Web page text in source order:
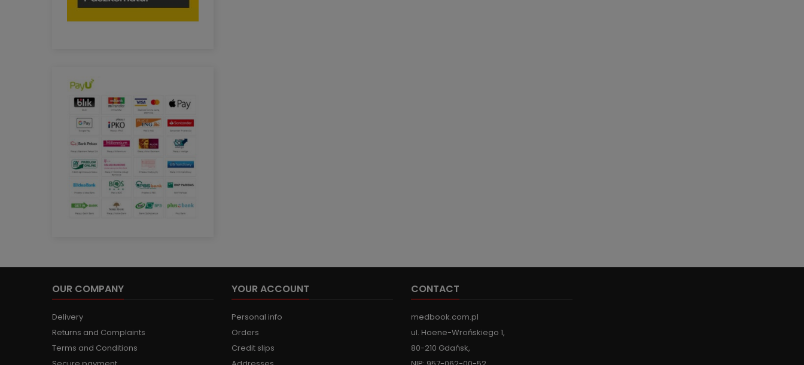
OUR COMPANY
Delivery
Returns and Complaints
Terms and Conditions
YOUR ACCOUNT
Personal info
Orders
Credit slips
CONTACT
medbook.com.pl
ul. Hoene-Wrońskiego 1,
80-210 Gdańsk,